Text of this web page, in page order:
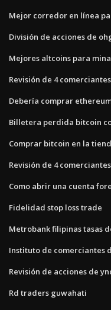
Mejor corredor en línea
División de acciones de
Mejores altcoins para
Revisión de 4 comerciantes
Debería comprar
Billetera perdida bitcoin
Comprar bitcoin en la
Revisión de 4 comerciantes
Como abrir una cuenta
Fidelidad stop loss trade
Metrobank filipinas tasas
Instituto de comerciantes
Revisión de acciones de
Rd traders guwahati